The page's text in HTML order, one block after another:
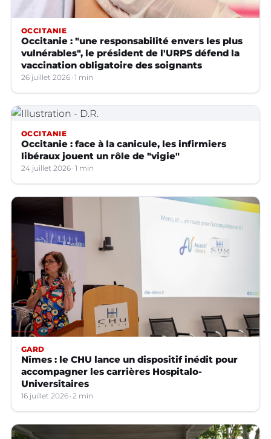
OCCITANIE
Occitanie : "une responsabilité envers les plus
vulnérables", le président de l'URPS défend la
vaccination obligatoire des soignants
26 juillet 2026 1 min
OCCITANIE
Occitanie : face à la canicule, les infirmiers
libéraux jouent un rôle de "vigie"
24 juillet 2026 1 min
GARD
Nîmes : le CHU lance un dispositif inédit pour
accompagner les carrières Hospitalo-
Universitaires
16 juillet 2026 2 min